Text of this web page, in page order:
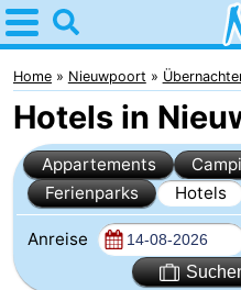
Home
Nieuwpoort
Tipps
Für
kindern
Übernachten
Appartements
Home Nieuwpoort
Hotels in
Appartements
Ferienparks
Hotels
Anreise